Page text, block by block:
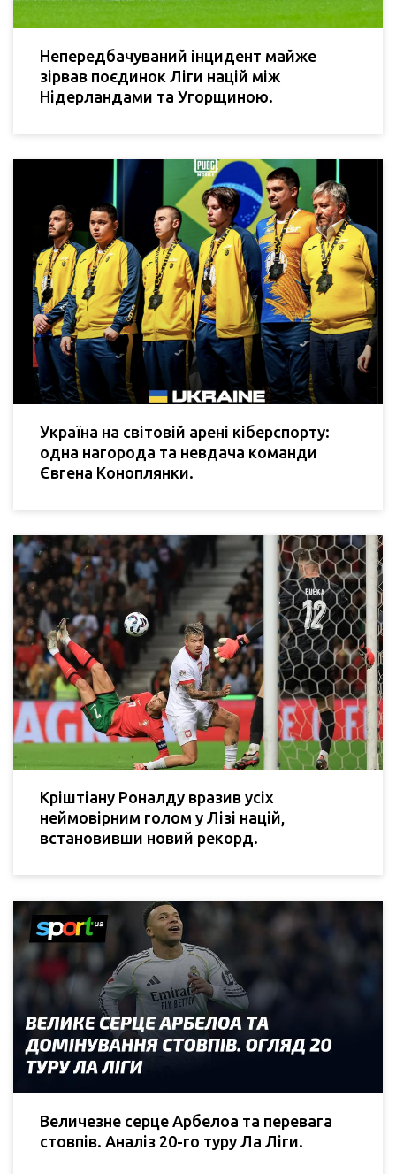
Непередбачуваний інцидент майже
зірвав поєдинок Ліги націй між
Нідерландами та Угорщиною.
Україна на світовій арені кіберспорту:
одна нагорода та невдача команди
Євгена Коноплянки.
Кріштіану Роналду вразив усіх
неймовірним голом у Лізі націй,
встановивши новий рекорд.
Величезне серце Арбелоа та перевага
стовпів. Аналіз 20-го туру Ла Ліги.